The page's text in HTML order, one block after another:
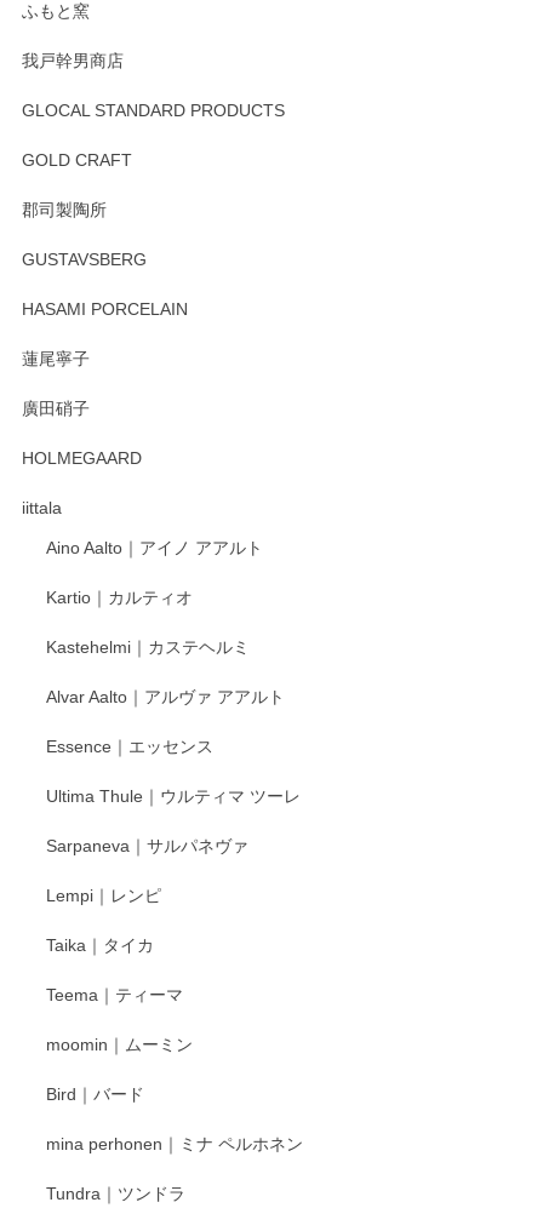
ふもと窯
我戸幹男商店
GLOCAL STANDARD PRODUCTS
GOLD CRAFT
郡司製陶所
GUSTAVSBERG
HASAMI PORCELAIN
蓮尾寧子
廣田硝子
HOLMEGAARD
iittala
Aino Aalto｜アイノ アアルト
Kartio｜カルティオ
Kastehelmi｜カステヘルミ
Alvar Aalto｜アルヴァ アアルト
Essence｜エッセンス
Ultima Thule｜ウルティマ ツーレ
Sarpaneva｜サルパネヴァ
Lempi｜レンピ
Taika｜タイカ
Teema｜ティーマ
moomin｜ムーミン
Bird｜バード
mina perhonen｜ミナ ペルホネン
Tundra｜ツンドラ